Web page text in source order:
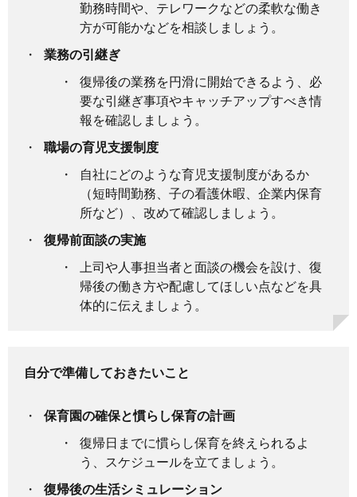
勤務時間や、テレワークなどの柔軟な働き
方が可能かなどを相談しましょう。
業務の引継ぎ
復帰後の業務を円滑に開始できるよう、必
要な引継ぎ事項やキャッチアップすべき情
報を確認しましょう。
職場の育児支援制度
自社にどのような育児支援制度があるか
（短時間勤務、子の看護休暇、企業内保育
所など）、改めて確認しましょう。
復帰前面談の実施
上司や人事担当者と面談の機会を設け、復
帰後の働き方や配慮してほしい点などを具
体的に伝えましょう。
自分で準備しておきたいこと
保育園の確保と慣らし保育の計画
復帰日までに慣らし保育を終えられるよ
う、スケジュールを立てましょう。
復帰後の生活シミュレーション